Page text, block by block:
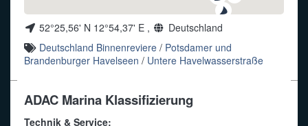
52°25,56' N 12°54,37' E ,
Deutschland
Deutschland Binnenreviere / Potsdamer und
Brandenburger Havelseen / Untere Havelwasserstraße
ADAC Marina Klassifizierung
Technik & Service: